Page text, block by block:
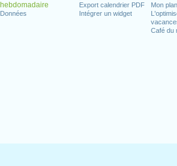
hebdomadaire
Données
Export calendrier PDF
Intégrer un widget
Mon
Café du